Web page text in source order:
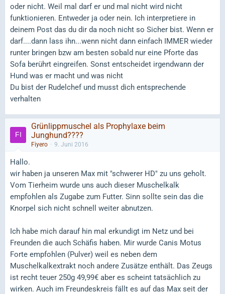
oder nicht. Weil mal darf er und mal nicht wird nicht
funktionieren. Entweder ja oder nein. Ich interpretiere in
deinem Post das du dir da noch nicht so Sicher bist. Wenn er
darf....dann lass ihn...wenn nicht dann einfach IMMER wieder
runter bringen bzw am besten sobald nur eine Pforte das
Sofa berührt eingreifen. Sonst entscheidet irgendwann der
Hund was er macht und was nicht
Du bist der Rudelchef und musst dich entsprechende
verhalten
Grünlippmuschel als Prophylaxe beim
Junghund????
Fiyero 9. Juni 2016
Hallo.
wir haben ja unseren Max mit "schwerer HD" zu uns geholt.
Vom Tierheim wurde uns auch dieser Muschelkalk
empfohlen als Zugabe zum Futter. Sinn sollte sein das die
Knorpel sich nicht schnell weiter abnutzen.
Ich habe mich darauf hin mal erkundigt im Netz und bei
Freunden die auch Schäfis haben. Mir wurde Canis Motus
Forte empfohlen (Pulver) weil es neben dem
Muschelkalkextrakt noch andere Zusätze enthält. Das Zeugs
ist recht teuer 250g 49,99€ aber es scheint tatsächlich zu
wirken. Auch im Freundeskreis fällt es auf das Max seit der